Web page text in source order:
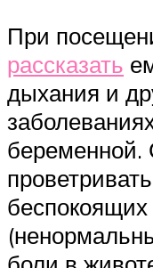
При
рассказать
дыхания и
беременной.